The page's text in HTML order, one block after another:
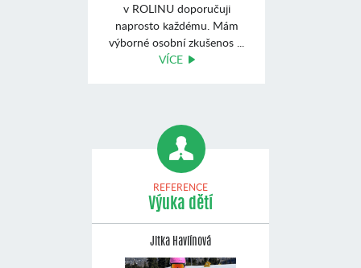
v ROLINU doporučuji
naprosto každému. Mám
výborné osobní zkušenos ...
VÍCE
REFERENCE
Výuka dětí
Jitka Havlínová